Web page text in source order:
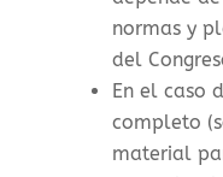
normas y
del
En el caso
completo
material